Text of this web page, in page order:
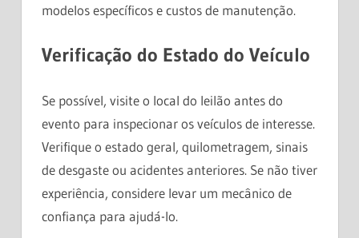
modelos específicos e custos de manutenção.
Verificação do Estado do Veículo
Se possível, visite o local do leilão antes do
evento para inspecionar os veículos de interesse.
Verifique o estado geral, quilometragem, sinais
de desgaste ou acidentes anteriores. Se não tiver
experiência, considere levar um mecânico de
confiança para ajudá-lo.